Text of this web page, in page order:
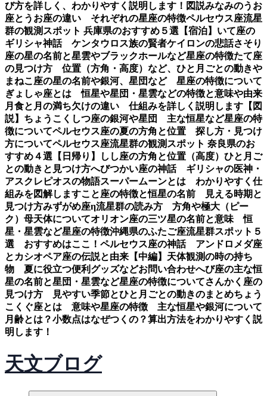
び方を詳しく、わかりやすく説明します！図説みなみのうお
座とうお座の違い それぞれの星座の特徴ペルセウス座流星
群の観測スポット 兵庫県のおすすめ５選【宿泊】 いて座の
ギリシャ神話 ケンタウロス族の賢者ケイロンの悲話さそり
座の星の名前と星雲やブラックホールなど星座の特徴たて座
の見つけ方 位置（方角・高度）など、ひと月ごとの動きや
まねこ座の星の名前や銀河、星団など 星座の特徴について
ぎょしゃ座とは 恒星や星団・星雲などの特徴と意味や由来
月食と月の満ち欠けの違い 仕組みを詳しく説明します【図
説】 ちょうこくしつ座の銀河や星団 主な恒星など星座の特
徴についてペルセウス座の夏の方角と位置 探し方・見つけ
方についてペルセウス座流星群の観測スポット 奈良県のお
すすめ４選【日帰り】
しし座の方角と位置（高度）ひと月ご
との動きと見つけ方へびつかい座の神話 ギリシャの医神・
アスクレピオスの物語スーパームーンとは わかりやすく仕
組みを図解しますこと座の特徴と恒星の名前 見える時期と
見つけ方みずがめ座η流星群の読み方 方角や極大（ピー
ク）母天体についてオリオン座の三ツ星の名前と意味 恒
星・星雲など星座の特徴沖縄県のふたご座流星群スポット５
選 おすすめはここ！ ペルセウス座の神話 アンドロメダ座
とカシオペア座の伝説と由来【中編】 天体観測の時の持ち
物 夏に役立つ便利グッズなどお問い合わせへび座の主な恒
星の名前と星団・星雲など星座の特徴についてさんかく座の
見つけ方 見やすい季節とひと月ごとの動きのまとめちょう
こくぐ座とは 意味や星座の特徴 主な恒星や銀河について
月齢とは？小数点はなぜつくの？算出方法をわかりやすく説
明します！
天文ブログ